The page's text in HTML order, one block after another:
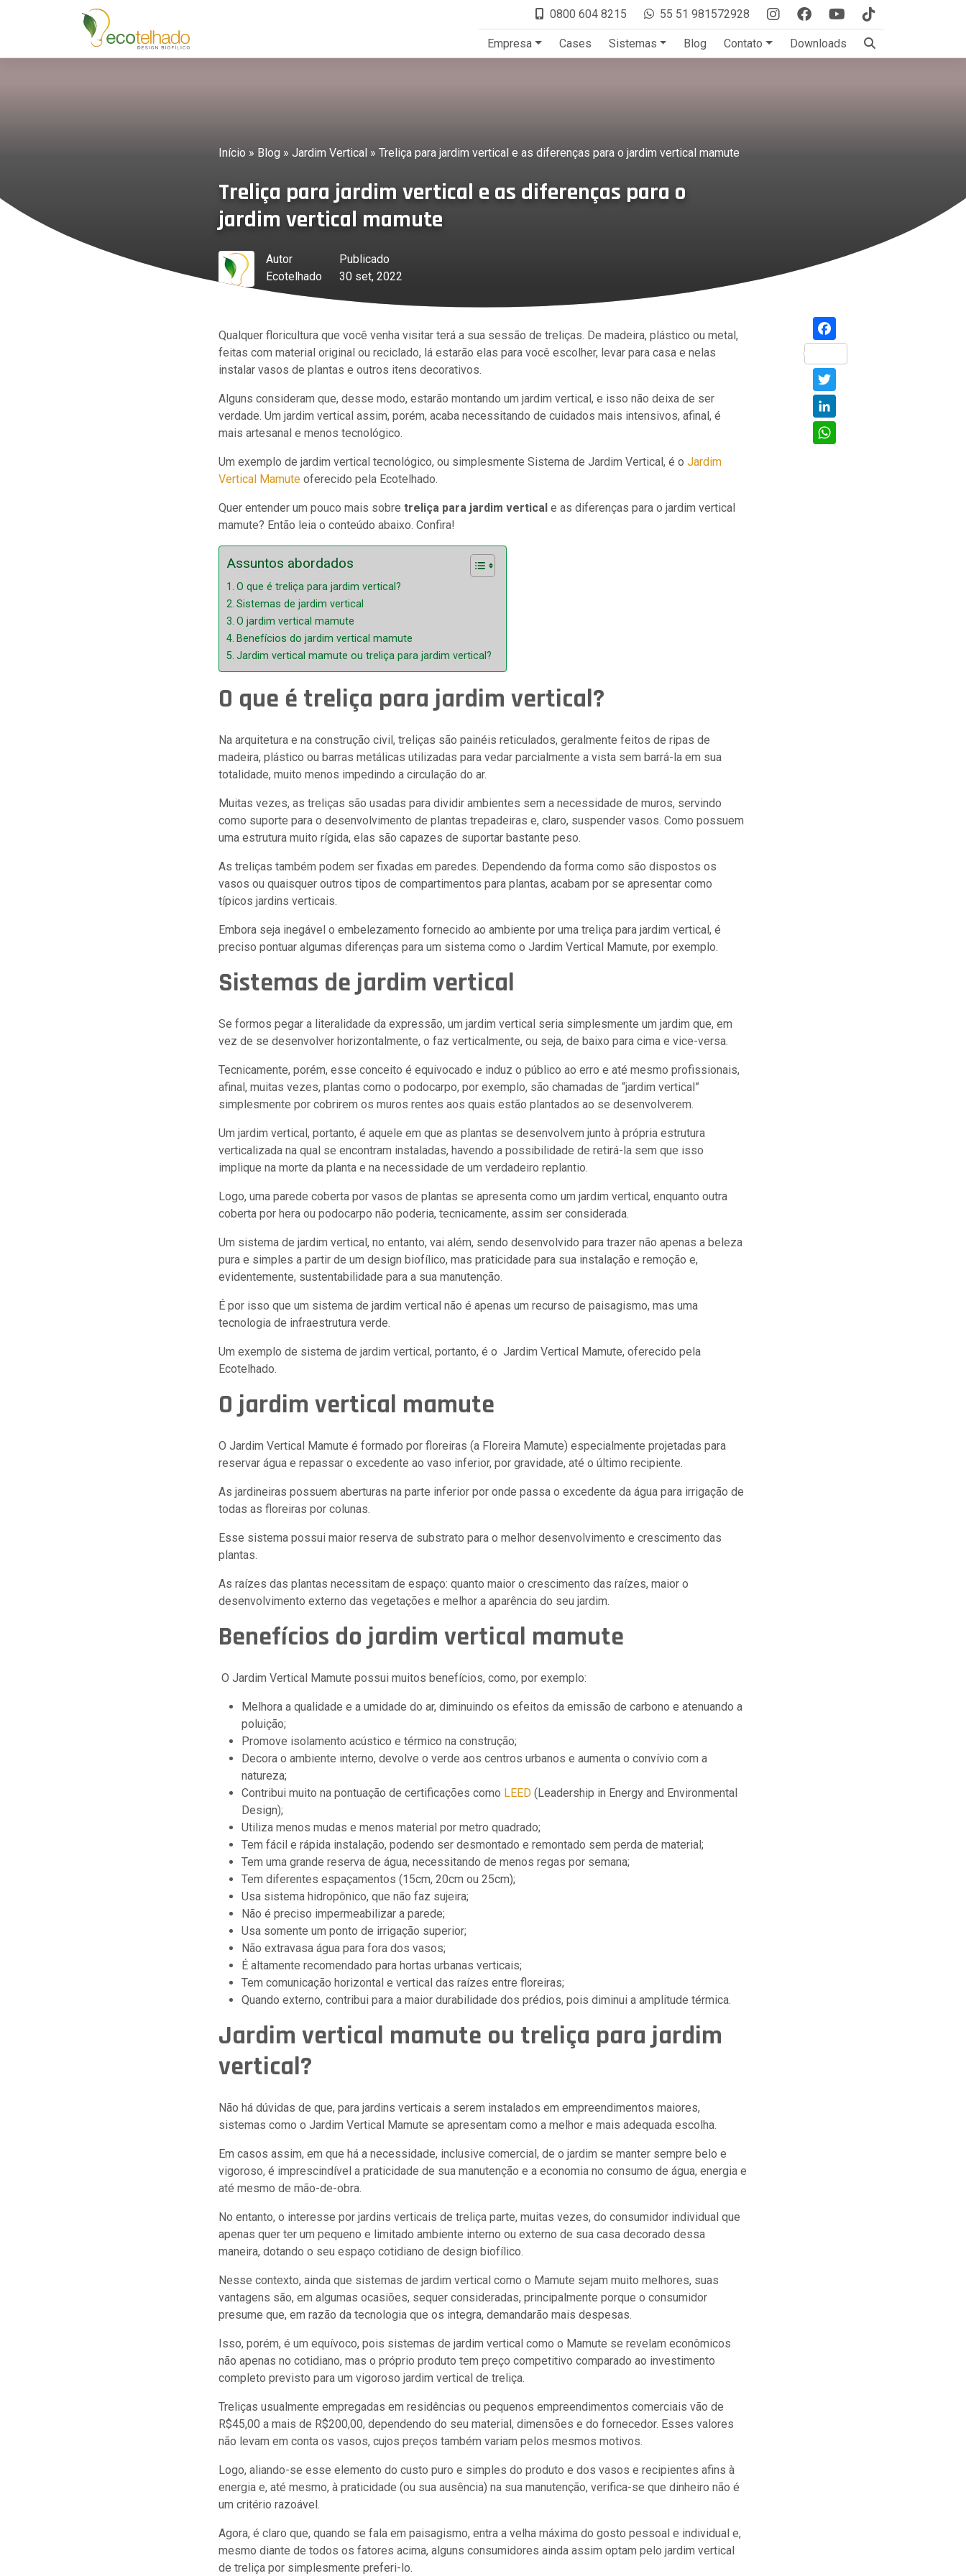
0800 604 8215 55 51 981572928
Empresa Cases Sistemas Blog Contato Downloads
Início » Blog » Jardim Vertical » Treliça para jardim vertical e as diferenças para o jardim vertical mamute
Treliça para jardim vertical e as diferenças para o
jardim vertical mamute
Autor
Ecotelhado
Publicado
30 set, 2022
Qualquer floricultura que você venha visitar terá a sua sessão de treliças. De madeira, plástico ou metal,
feitas com material original ou reciclado, lá estarão elas para você escolher, levar para casa e nelas
instalar vasos de plantas e outros itens decorativos.
Alguns consideram que, desse modo, estarão montando um jardim vertical, e isso não deixa de ser
verdade. Um jardim vertical assim, porém, acaba necessitando de cuidados mais intensivos, afinal, é
mais artesanal e menos tecnológico.
Um exemplo de jardim vertical tecnológico, ou simplesmente Sistema de Jardim Vertical, é o Jardim
Vertical Mamute oferecido pela Ecotelhado.
Quer entender um pouco mais sobre treliça para jardim vertical e as diferenças para o jardim vertical
mamute? Então leia o conteúdo abaixo. Confira!
Assuntos abordados
O que é treliça para jardim vertical?
Sistemas de jardim vertical
O jardim vertical mamute
Benefícios do jardim vertical mamute
Jardim vertical mamute ou treliça para jardim vertical?
O que é treliça para jardim vertical?
Na arquitetura e na construção civil, treliças são painéis reticulados, geralmente feitos de ripas de
madeira, plástico ou barras metálicas utilizadas para vedar parcialmente a vista sem barrá-la em sua
totalidade, muito menos impedindo a circulação do ar.
Muitas vezes, as treliças são usadas para dividir ambientes sem a necessidade de muros, servindo
como suporte para o desenvolvimento de plantas trepadeiras e, claro, suspender vasos. Como possuem
uma estrutura muito rígida, elas são capazes de suportar bastante peso.
As treliças também podem ser fixadas em paredes. Dependendo da forma como são dispostos os
vasos ou quaisquer outros tipos de compartimentos para plantas, acabam por se apresentar como
típicos jardins verticais.
Embora seja inegável o embelezamento fornecido ao ambiente por uma treliça para jardim vertical, é
preciso pontuar algumas diferenças para um sistema como o Jardim Vertical Mamute, por exemplo.
Sistemas de jardim vertical
Se formos pegar a literalidade da expressão, um jardim vertical seria simplesmente um jardim que, em
vez de se desenvolver horizontalmente, o faz verticalmente, ou seja, de baixo para cima e vice-versa.
Tecnicamente, porém, esse conceito é equivocado e induz o público ao erro e até mesmo profissionais,
afinal, muitas vezes, plantas como o podocarpo, por exemplo, são chamadas de “jardim vertical”
simplesmente por cobrirem os muros rentes aos quais estão plantados ao se desenvolverem.
Um jardim vertical, portanto, é aquele em que as plantas se desenvolvem junto à própria estrutura
verticalizada na qual se encontram instaladas, havendo a possibilidade de retirá-la sem que isso
implique na morte da planta e na necessidade de um verdadeiro replantio.
Logo, uma parede coberta por vasos de plantas se apresenta como um jardim vertical, enquanto outra
coberta por hera ou podocarpo não poderia, tecnicamente, assim ser considerada.
Um sistema de jardim vertical, no entanto, vai além, sendo desenvolvido para trazer não apenas a beleza
pura e simples a partir de um design biofílico, mas praticidade para sua instalação e remoção e,
evidentemente, sustentabilidade para a sua manutenção.
É por isso que um sistema de jardim vertical não é apenas um recurso de paisagismo, mas uma
tecnologia de infraestrutura verde.
Um exemplo de sistema de jardim vertical, portanto, é o Jardim Vertical Mamute, oferecido pela
Ecotelhado.
O jardim vertical mamute
O Jardim Vertical Mamute é formado por floreiras (a Floreira Mamute) especialmente projetadas para
reservar água e repassar o excedente ao vaso inferior, por gravidade, até o último recipiente.
As jardineiras possuem aberturas na parte inferior por onde passa o excedente da água para irrigação de
todas as floreiras por colunas.
Esse sistema possui maior reserva de substrato para o melhor desenvolvimento e crescimento das
plantas.
As raízes das plantas necessitam de espaço: quanto maior o crescimento das raízes, maior o
desenvolvimento externo das vegetações e melhor a aparência do seu jardim.
Benefícios do jardim vertical mamute
O Jardim Vertical Mamute possui muitos benefícios, como, por exemplo:
Melhora a qualidade e a umidade do ar, diminuindo os efeitos da emissão de carbono e atenuando a
poluição;
Promove isolamento acústico e térmico na construção;
Decora o ambiente interno, devolve o verde aos centros urbanos e aumenta o convívio com a
natureza;
Contribui muito na pontuação de certificações como LEED (Leadership in Energy and Environmental
Design);
Utiliza menos mudas e menos material por metro quadrado;
Tem fácil e rápida instalação, podendo ser desmontado e remontado sem perda de material;
Tem uma grande reserva de água, necessitando de menos regas por semana;
Tem diferentes espaçamentos (15cm, 20cm ou 25cm);
Usa sistema hidropônico, que não faz sujeira;
Não é preciso impermeabilizar a parede;
Usa somente um ponto de irrigação superior;
Não extravasa água para fora dos vasos;
É altamente recomendado para hortas urbanas verticais;
Tem comunicação horizontal e vertical das raízes entre floreiras;
Quando externo, contribui para a maior durabilidade dos prédios, pois diminui a amplitude térmica.
Jardim vertical mamute ou treliça para jardim
vertical?
Não há dúvidas de que, para jardins verticais a serem instalados em empreendimentos maiores,
sistemas como o Jardim Vertical Mamute se apresentam como a melhor e mais adequada escolha.
Em casos assim, em que há a necessidade, inclusive comercial, de o jardim se manter sempre belo e
vigoroso, é imprescindível a praticidade de sua manutenção e a economia no consumo de água, energia e
até mesmo de mão-de-obra.
No entanto, o interesse por jardins verticais de treliça parte, muitas vezes, do consumidor individual que
apenas quer ter um pequeno e limitado ambiente interno ou externo de sua casa decorado dessa
maneira, dotando o seu espaço cotidiano de design biofílico.
Nesse contexto, ainda que sistemas de jardim vertical como o Mamute sejam muito melhores, suas
vantagens são, em algumas ocasiões, sequer consideradas, principalmente porque o consumidor
presume que, em razão da tecnologia que os integra, demandarão mais despesas.
Isso, porém, é um equívoco, pois sistemas de jardim vertical como o Mamute se revelam econômicos
não apenas no cotidiano, mas o próprio produto tem preço competitivo comparado ao investimento
completo previsto para um vigoroso jardim vertical de treliça.
Treliças usualmente empregadas em residências ou pequenos empreendimentos comerciais vão de
R$45,00 a mais de R$200,00, dependendo do seu material, dimensões e do fornecedor. Esses valores
não levam em conta os vasos, cujos preços também variam pelos mesmos motivos.
Logo, aliando-se esse elemento do custo puro e simples do produto e dos vasos e recipientes afins à
energia e, até mesmo, à praticidade (ou sua ausência) na sua manutenção, verifica-se que dinheiro não é
um critério razoável.
Agora, é claro que, quando se fala em paisagismo, entra a velha máxima do gosto pessoal e individual e,
mesmo diante de todos os fatores acima, alguns consumidores ainda assim optam pelo jardim vertical
de treliça por simplesmente preferi-lo.
Facebook
Twitter
LinkedIn
WhatsApp